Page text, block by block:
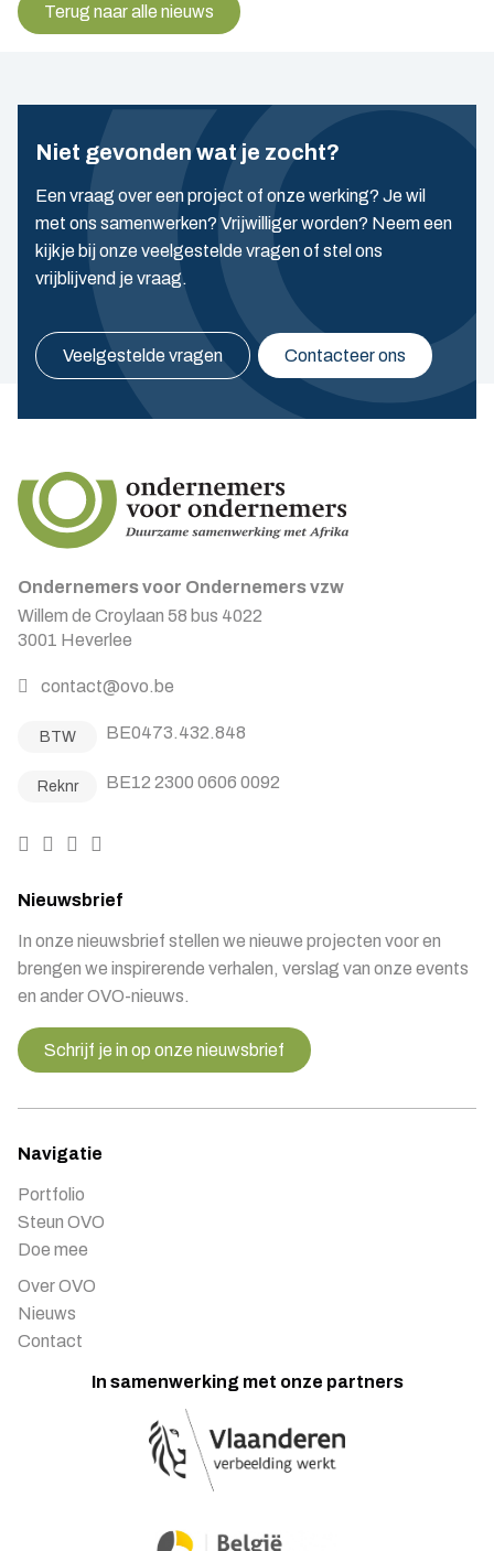
Terug naar alle nieuws
Niet gevonden wat je zocht?
Een vraag over een project of onze werking? Je wil
met ons samenwerken? Vrijwilliger worden? Neem een
kijkje bij onze veelgestelde vragen of stel ons
vrijblijvend je vraag.
Veelgestelde vragen Contacteer ons
Ondernemers voor Ondernemers vzw
Willem de Croylaan 58 bus 4022
3001 Heverlee
contact@ovo.be
BTW BE0473.432.848
Reknr BE12 2300 0606 0092
Nieuwsbrief
In onze nieuwsbrief stellen we nieuwe projecten voor en
brengen we inspirerende verhalen, verslag van onze events
en ander OVO-nieuws.
Schrijf je in op onze nieuwsbrief
Navigatie
Portfolio
Steun OVO
Doe mee
Over OVO
Nieuws
Contact
In samenwerking met onze partners